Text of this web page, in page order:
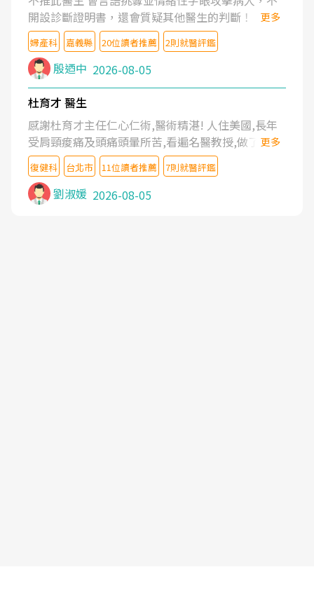
開設診斷證明書，還會質疑其他醫生的判斷！
更多
婦產科 嘉義縣 20位讀者推薦 2則就醫評鑑
殷迺中 2026-08-05
杜育才 醫生
感謝杜育才主任仁心仁術,醫術精湛! 人住美國,長年
受肩頸痠痛及頭痛頭暈所苦,看遍名醫教授,做了各種
檢查,也嘗試過西醫打針,中醫針灸及物理徒手治療都
沒有用,後來連吃到嗎啡類止痛藥都效果有限,只是壓
症狀,沒多久就痛起來,多年失眠嚴重影響生活品質.
台灣親友介紹忠孝醫院杜育才主任是頸頭症候群專
更多
復健科 台北市 11位讀者推薦 7則就醫評鑑
劉淑媛 2026-08-05